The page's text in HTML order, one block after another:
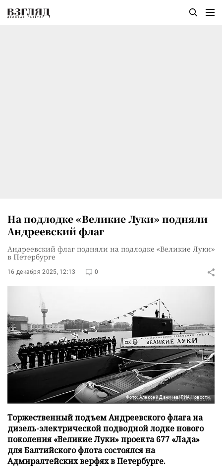
На подлодке «Великие Луки» подняли
Андреевский флаг
Андреевский флаг подняли на подлодке «Великие Луки»
в Петербурге
16 декабря 2025, 12:13 0
Фото: Алексей Даничев/РИА Новости
Торжественный подъем Андреевского флага на
дизель-электрической подводной лодке нового
поколения «Великие Луки» проекта 677 «Лада»
для Балтийского флота состоялся на
Адмиралтейских верфях в Петербурге.